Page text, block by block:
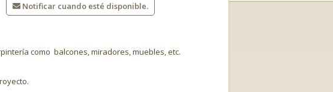
Notificar cuando esté disponible.
como balcones, miradores, muebles, etc.